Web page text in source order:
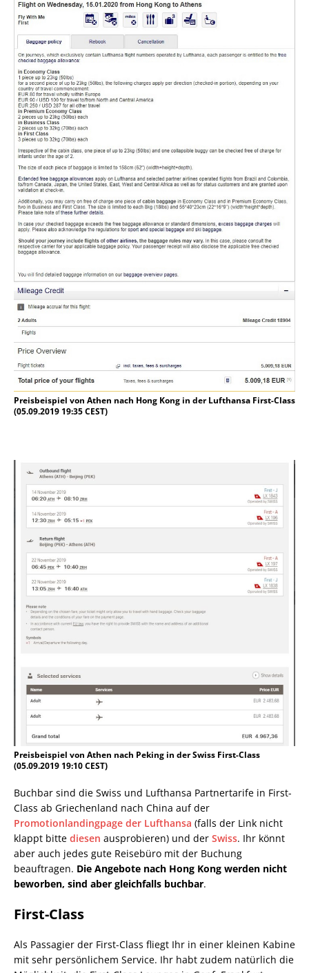
Preisbeispiel von Athen nach Hong Kong in der Lufthansa First-Class
(05.09.2019 19:35 CEST)
Preisbeispiel von Athen nach Peking in der Swiss First-Class
(05.09.2019 19:10 CEST)
Buchbar sind die Swiss und Lufthansa Partnertarife in First-
Class ab Griechenland nach China auf der
Promotionlandingpage der Lufthansa (falls der Link nicht
klappt bitte diesen ausprobieren) und der Swiss. Ihr könnt
aber auch jedes gute Reisebüro mit der Buchung
beauftragen. Die Angebote nach Hong Kong werden nicht
beworben, sind aber gleichfalls buchbar.
First-Class
Als Passagier der First-Class fliegt Ihr in einer kleinen Kabine
mit sehr persönlichem Service. Ihr habt zudem natürlich die